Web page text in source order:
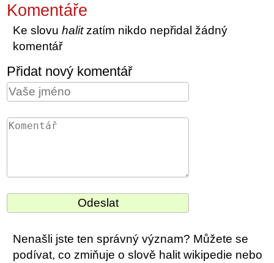
Komentáře
Ke slovuhalitzatím nikdo nepřidal žádný
komentář
Přidat nový komentář
Nenašli jste ten správný význam? Můžete se
podívat, co zmiňuje o slově halit wikipedie nebo